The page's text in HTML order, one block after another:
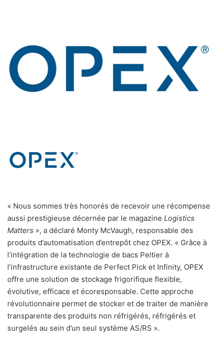
« Nous sommes très honorés de recevoir une récompense
aussi prestigieuse décernée par le magazine Logistics
Matters », a déclaré Monty McVaugh, responsable des
produits d’automatisation d’entrepôt chez OPEX. « Grâce à
l’intégration de la technologie de bacs Peltier à
l’infrastructure existante de Perfect Pick et Infinity, OPEX
offre une solution de stockage frigorifique flexible,
évolutive, efficace et écoresponsable. Cette approche
révolutionnaire permet de stocker et de traiter de manière
transparente des produits non réfrigérés, réfrigérés et
surgelés au sein d’un seul système AS/RS ».